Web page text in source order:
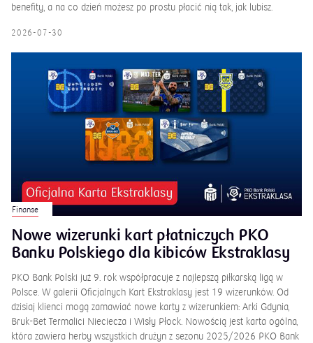
benefity, a na co dzień możesz po prostu płacić nią tak, jak lubisz.
2026-07-30
Finanse
Nowe wizerunki kart płatniczych PKO
Banku Polskiego dla kibiców Ekstraklasy
PKO Bank Polski już 9. rok współpracuje z najlepszą piłkarską ligą w
Polsce. W galerii Oficjalnych Kart Ekstraklasy jest 19 wizerunków. Od
dzisiaj klienci mogą zamawiać nowe karty z wizerunkiem: Arki Gdynia,
Bruk-Bet Termalici Nieciecza i Wisły Płock. Nowością jest karta ogólna,
która zawiera herby wszystkich drużyn z sezonu 2025/2026 PKO Bank